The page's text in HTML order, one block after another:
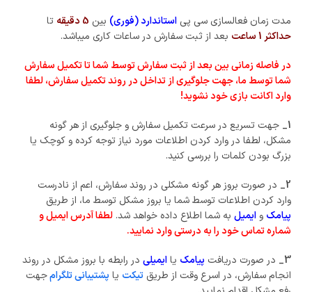
مدت زمان فعالسازی سی پی استاندارد (فوری) بین 5 دقیقه
تا
حداکثر 1 ساعت
بعد از ثبت سفارش در ساعات کاری میباشد.
در فاصله زمانی بین بعد از ثبت سفارش توسط شما تا تکمیل سفارش
شما توسط ما، جهت جلوگیری از تداخل در روند تکمیل سفارش، لطفا
وارد اکانت بازی خود نشوید!
1_ جهت تسریع در سرعت تکمیل سفارش و جلوگیری از هر گونه
مشکل، لطفا در وارد کردن اطلاعات مورد نیاز توجه کرده و کوچک یا
بزرگ بودن کلمات را بررسی کنید.
2_
در صورت بروز هر گونه مشکلی در روند سفارش، اعم از نادرست
وارد کردن اطلاعات توسط شما یا بروز مشکل توسط ما، از طریق
پیامک و ایمیل به شما اطلاع داده خواهد شد. لطفا آدرس ایمیل و
شماره تماس خود را به درستی وارد نمایید.
3_
در صورت دریافت پیامک یاایمیلی در رابطه با بروز مشکل در روند
انجام سفارش، در اسرع وقت از طریق تیکت یا پشتیبانی تلگرامجهت